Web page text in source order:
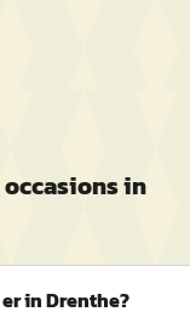
occasions in
in Drenthe?